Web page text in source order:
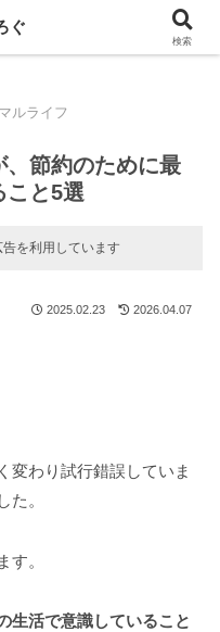
しています！
ルライフ
節約のために最
こと5選
を利用しています
2025.02.23 2026.04.07
変わり試行錯誤していま
た。
す。
生活で意識していること
ぐ
検索